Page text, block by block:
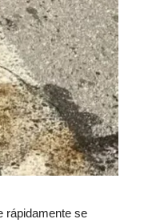
rápidamente se